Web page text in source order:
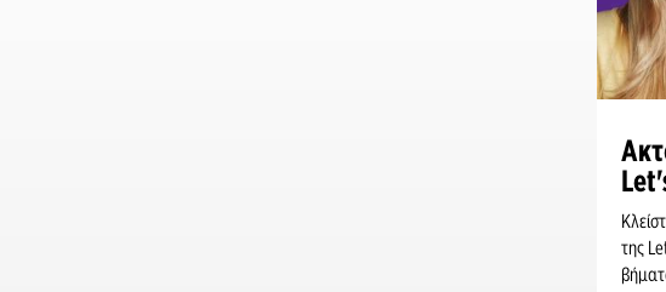
Λιμάνι
Αεροδρόμιο
Κέντροτης